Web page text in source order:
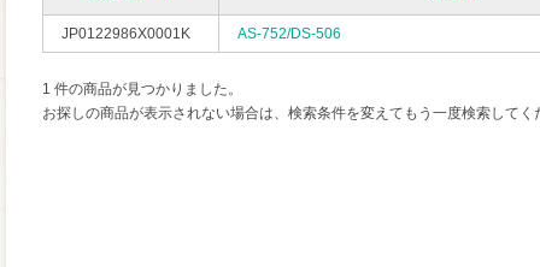
JP0122986X0001K AS-752/DS-506
1 件の商品が見つかりました。
お探しの商品が表示されない場合は、検索条件を変えてもう一度検索してく